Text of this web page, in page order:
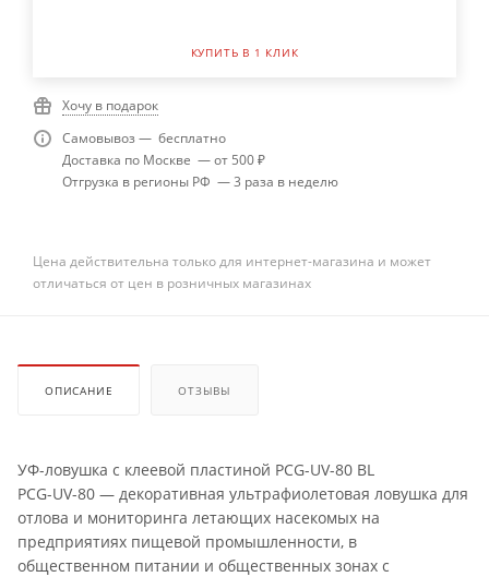
КУПИТЬ В 1 КЛИК
Хочу в подарок
Самовывоз — бесплатно
Доставка по Москве — от 500 ₽
Отгрузка в регионы РФ — 3 раза в неделю
Цена действительна только для интернет-магазина и может
отличаться от цен в розничных магазинах
ОПИСАНИЕ ОТЗЫВЫ
УФ-ловушка с клеевой пластиной PCG-UV-80 BL
PCG-UV-80 — декоративная ультрафиолетовая ловушка для
отлова и мониторинга летающих насекомых на
предприятиях пищевой промышленности, в
общественном питании и общественных зонах с